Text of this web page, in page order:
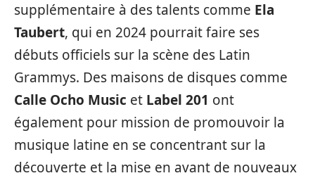
supplémentaire à des talents comme Ela
Taubert, qui en 2024 pourrait faire ses
débuts officiels sur la scène des Latin
Grammys. Des maisons de disques comme
Calle Ocho Music et Label 201 ont
également pour mission de promouvoir la
musique latine en se concentrant sur la
découverte et la mise en avant de nouveaux